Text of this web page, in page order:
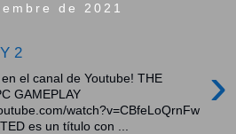
de 2021
2
›
el canal de Youtube! THE
GAMEPLAY
watch?v=CBfeLoQrnFw
es un título con ...